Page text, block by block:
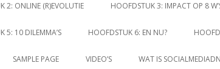
2: ONLINE (R)EVOLUTIE HOOFDSTUK 3: IMPACT OP 8
5: 10 DILEMMA’S HOOFDSTUK 6: EN NU?
SAMPLE PAGE VIDEO’S WAT IS